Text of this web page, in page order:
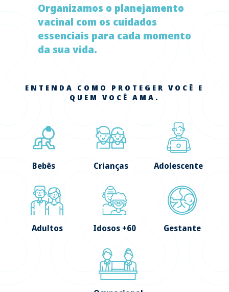
Organizamos o planejamento
vacinal com os cuidados
essenciais para cada momento
da sua vida.
ENTENDA COMO PROTEGER VOCÊ E
QUEM VOCÊ AMA.
Bebês Crianças Adolescente
Adultos Idosos +60 Gestante